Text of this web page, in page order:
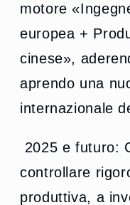
motore
europea +
cinese»,
aprendo una
internazionale
2025 e futuro:
controllare
produttiva, a